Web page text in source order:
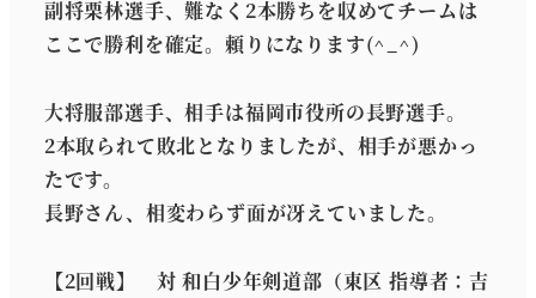
副将栗林選手、難なく2本勝ちを収めてチームは
ここで勝利を確定。頼りになります(^_^)
大将服部選手、相手は福岡市役所の長野選手。
2本取られて敗北となりましたが、相手が悪かっ
たです。
長野さん、相変わらず面が冴えていました。
【2回戦】 対 和白少年剣道部（東区 指導者：吉